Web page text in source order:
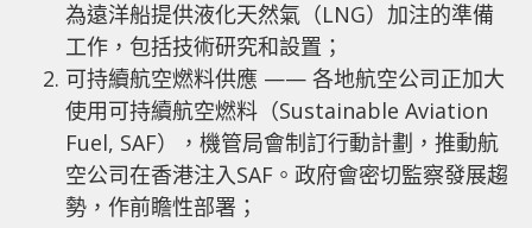
為遠洋船提供液化天然氣（LNG）加注的準備
工作，包括技術研究和設置；
可持續航空燃料供應 —— 各地航空公司正加大
使用可持續航空燃料（Sustainable Aviation
Fuel, SAF），機管局會制訂行動計劃，推動航
空公司在香港注入SAF。政府會密切監察發展趨
勢，作前瞻性部署；